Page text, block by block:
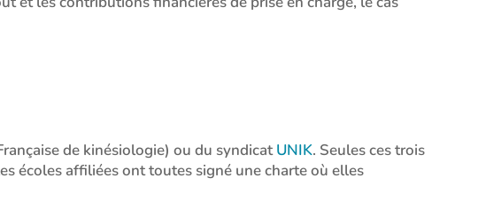
de kinésiologie) ou du syndicatUNIK. Seules ces trois
écoles affiliées ont toutes signé une charte où elles